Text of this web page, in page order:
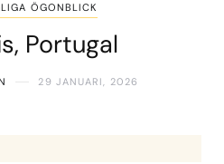
ÖGONBLICK
Portugal
29 JANUARI, 2026